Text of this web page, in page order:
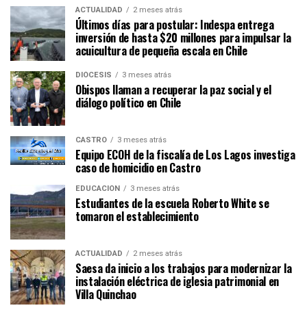
ACTUALIDAD 2 meses atrás
Últimos días para postular: Indespa entrega
inversión de hasta $20 millones para impulsar la
acuicultura de pequeña escala en Chile
DIÓCESIS 3 meses atrás
Obispos llaman a recuperar la paz social y el
diálogo político en Chile
CASTRO 3 meses atrás
Equipo ECOH de la fiscalía de Los Lagos investiga
caso de homicidio en Castro
EDUCACIÓN 3 meses atrás
Estudiantes de la escuela Roberto White se
tomaron el establecimiento
ACTUALIDAD 2 meses atrás
Saesa da inicio a los trabajos para modernizar la
instalación eléctrica de iglesia patrimonial en
Villa Quinchao